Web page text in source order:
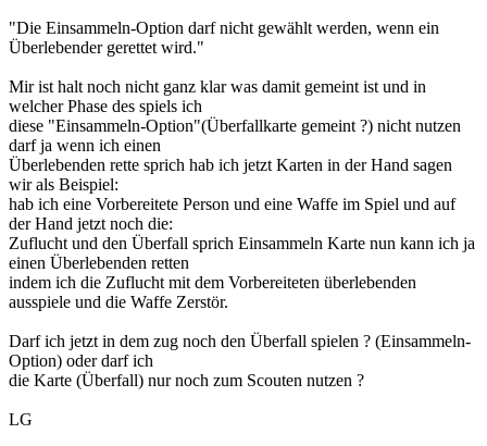
"Die Einsammeln-Option darf nicht gewählt werden, wenn ein
Überlebender gerettet wird."
Mir ist halt noch nicht ganz klar was damit gemeint ist und in
welcher Phase des spiels ich
diese "Einsammeln-Option"(Überfallkarte gemeint ?) nicht nutzen
darf ja wenn ich einen
Überlebenden rette sprich hab ich jetzt Karten in der Hand sagen
wir als Beispiel:
hab ich eine Vorbereitete Person und eine Waffe im Spiel und auf
der Hand jetzt noch die:
Zuflucht und den Überfall sprich Einsammeln Karte nun kann ich ja
einen Überlebenden retten
indem ich die Zuflucht mit dem Vorbereiteten überlebenden
ausspiele und die Waffe Zerstör.
Darf ich jetzt in dem zug noch den Überfall spielen ? (Einsammeln-
Option) oder darf ich
die Karte (Überfall) nur noch zum Scouten nutzen ?
LG